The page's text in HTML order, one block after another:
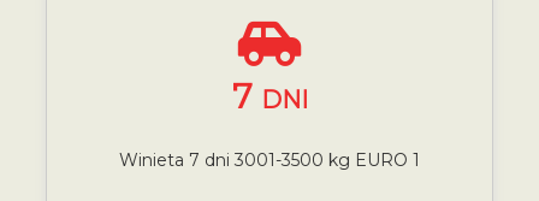
7 DNI
Winieta 7 dni 3001-3500 kg EURO 1